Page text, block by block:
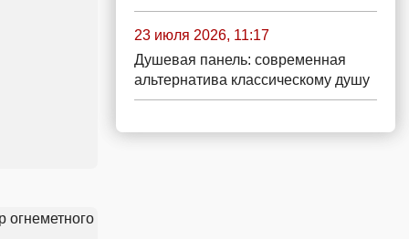
23 июля 2026, 11:17
Душевая панель: современная
альтернатива классическому душу